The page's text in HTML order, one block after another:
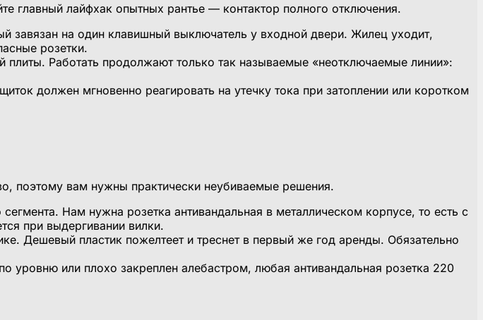
главный лайфхак опытных рантье — контактор полного отключения.
завязан на один клавишный выключатель у входной двери. Жилец уходит,
розетки.
плиты. Работать продолжают только так называемые «неотключаемые линии»:
должен мгновенно реагировать на утечку тока при затоплении или коротком
поэтому вам нужны практически неубиваемые решения.
Нам нужна розетка антивандальная в металлическом корпусе, то есть с
при выдергивании вилки.
Дешевый пластик пожелтеет и треснет в первый же год аренды. Обязательно
уровню или плохо закреплен алебастром, любая антивандальная розетка 220